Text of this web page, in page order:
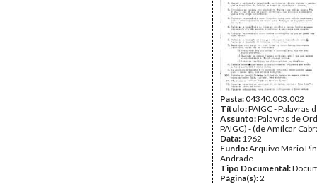
Pasta:04340.003.002
Título:PAIGC - Palavras
Assunto:Palavras de
PAIGC) - (de Amílcar
Data: 1962
Fundo:Arquivo Mário
Andrade
Tipo Documental:
Página(s):2